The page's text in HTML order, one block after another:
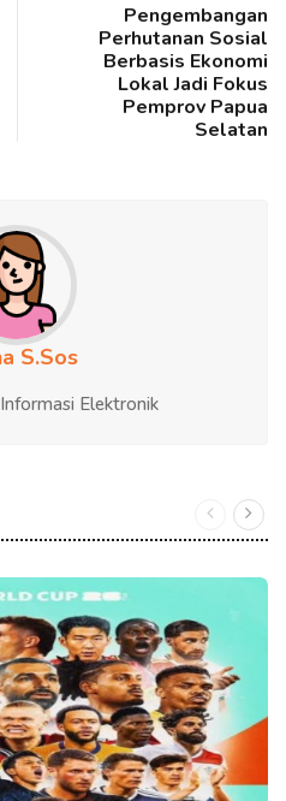
Pengembangan
Perhutanan Sosial
Berbasis Ekonomi
Lokal Jadi Fokus
Pemprov Papua
Selatan
S.Sos
Elektronik